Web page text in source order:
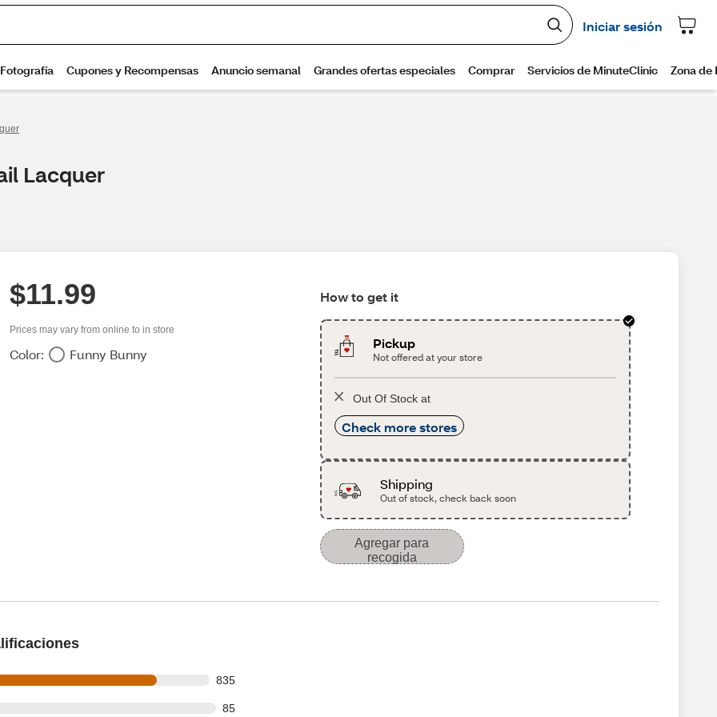
Lacquer
$11.99
Prices may vary from online to in store
Color: Funny Bunny
How to get it
Pickup
Not offered at your store
Out Of Stock at
Check more stores
Shipping
Out of stock, check back soon
Agregar para
recogida
835
of 1026 reviews
85
of 1026 reviews